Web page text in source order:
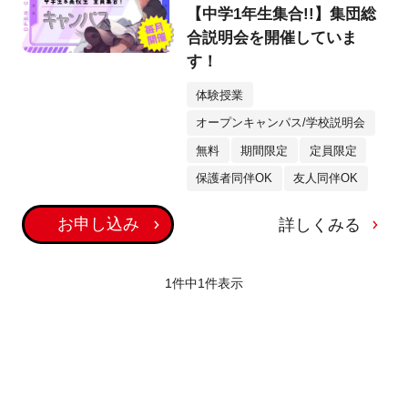
【中学1年生集合!!】集団総
合説明会を開催していま
す！
体験授業
オープンキャンパス/学校説明会
無料 期間限定 定員限定
保護者同伴OK 友人同伴OK
お申し込み 詳しくみる
1件中1件表示